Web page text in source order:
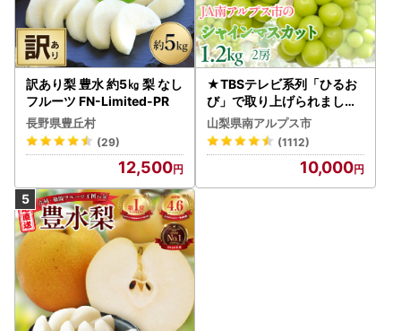
訳あり梨 豊水 約5㎏ 梨 なし
フルーツ FN-Limited-PR
長野県豊丘村
(29)
12,500
★TBSテレビ系列「ひるお
び」で取り上げられました
！★＜2026年発送先行予
約＞絶品！南アルプス市産
シャインマスカット1.2kg A
LPAA003 | 人気 山梨産 高
評価 ランキング おすすめ |
山梨県南アルプス市
(1112)
10,000